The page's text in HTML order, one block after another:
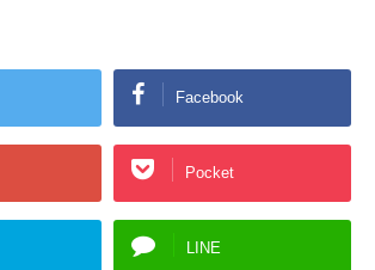
Facebook
Pocket
LINE